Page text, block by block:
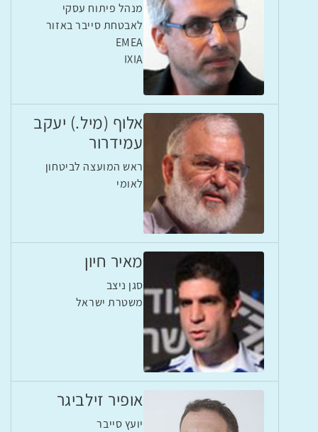
מנהל פיתוח עסקי
לאבטחת סייבר באזור
EMEA
IXIA
אלוף (מיל.) יעקב
עמידרור
ראש המועצה לביטחון
לאומי
מאיר חיון
סגן ניצב
משטרת ישראל
אופיר זילביגר
יועץ סייבר